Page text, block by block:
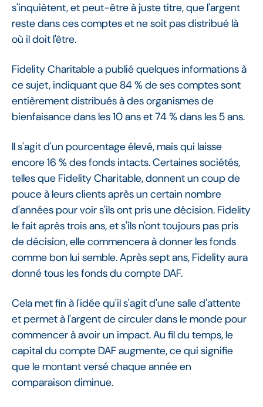
s'inquiètent, et peut-être à juste titre, que l'argent
reste dans ces comptes et ne soit pas distribué là
où il doit l'être.
Fidelity Charitable a publié quelques informations à
ce sujet, indiquant que 84 % de ses comptes sont
entièrement distribués à des organismes de
bienfaisance dans les 10 ans et 74 % dans les 5 ans.
Il s'agit d'un pourcentage élevé, mais qui laisse
encore 16 % des fonds intacts. Certaines sociétés,
telles que Fidelity Charitable, donnent un coup de
pouce à leurs clients après un certain nombre
d'années pour voir s'ils ont pris une décision. Fidelity
le fait après trois ans, et s'ils n'ont toujours pas pris
de décision, elle commencera à donner les fonds
comme bon lui semble. Après sept ans, Fidelity aura
donné tous les fonds du compte DAF.
Cela met fin à l'idée qu'il s'agit d'une salle d'attente
et permet à l'argent de circuler dans le monde pour
commencer à avoir un impact. Au fil du temps, le
capital du compte DAF augmente, ce qui signifie
que le montant versé chaque année en
comparaison diminue.